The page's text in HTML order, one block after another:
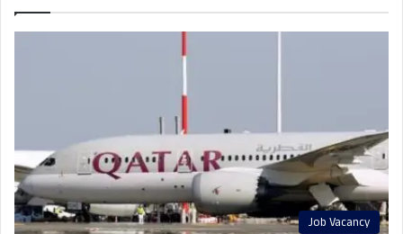
Job Vacancy